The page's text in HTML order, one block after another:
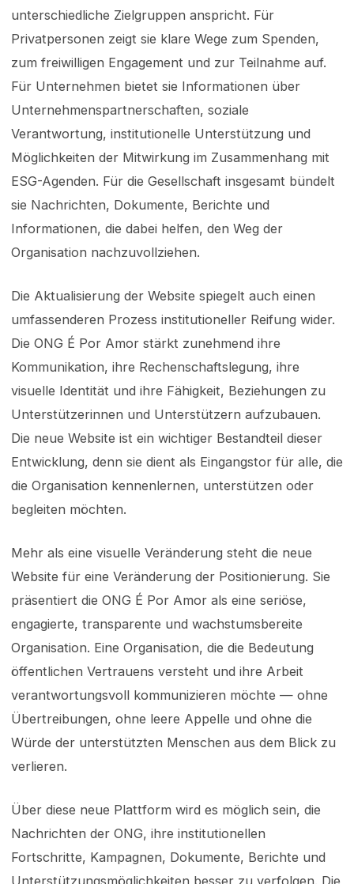
unterschiedliche Zielgruppen anspricht. Für
Privatpersonen zeigt sie klare Wege zum Spenden,
zum freiwilligen Engagement und zur Teilnahme auf.
Für Unternehmen bietet sie Informationen über
Unternehmenspartnerschaften, soziale
Verantwortung, institutionelle Unterstützung und
Möglichkeiten der Mitwirkung im Zusammenhang mit
ESG-Agenden. Für die Gesellschaft insgesamt bündelt
sie Nachrichten, Dokumente, Berichte und
Informationen, die dabei helfen, den Weg der
Organisation nachzuvollziehen.
Die Aktualisierung der Website spiegelt auch einen
umfassenderen Prozess institutioneller Reifung wider.
Die ONG É Por Amor stärkt zunehmend ihre
Kommunikation, ihre Rechenschaftslegung, ihre
visuelle Identität und ihre Fähigkeit, Beziehungen zu
Unterstützerinnen und Unterstützern aufzubauen.
Die neue Website ist ein wichtiger Bestandteil dieser
Entwicklung, denn sie dient als Eingangstor für alle, die
die Organisation kennenlernen, unterstützen oder
begleiten möchten.
Mehr als eine visuelle Veränderung steht die neue
Website für eine Veränderung der Positionierung. Sie
präsentiert die ONG É Por Amor als eine seriöse,
engagierte, transparente und wachstumsbereite
Organisation. Eine Organisation, die die Bedeutung
öffentlichen Vertrauens versteht und ihre Arbeit
verantwortungsvoll kommunizieren möchte — ohne
Übertreibungen, ohne leere Appelle und ohne die
Würde der unterstützten Menschen aus dem Blick zu
verlieren.
Über diese neue Plattform wird es möglich sein, die
Nachrichten der ONG, ihre institutionellen
Fortschritte, Kampagnen, Dokumente, Berichte und